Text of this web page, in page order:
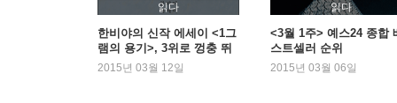
Chapter 12 명사
Chapter 13 대명사
Chapter 14 형용사
Chapter 15 부사
읽다
한비야의 신작 에세이 <1그
램의 용기>, 3위로 껑충 뛰
며 인기
2015년 03월 12일
읽다
<3월 1주> 예스24 종합
스트셀러 순위
2015년 03월 06일